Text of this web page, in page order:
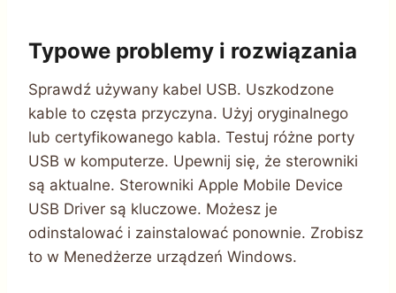
Typowe problemy i rozwiązania
Sprawdź używany kabel USB. Uszkodzone
kable to częsta przyczyna. Użyj oryginalnego
lub certyfikowanego kabla. Testuj różne porty
USB w komputerze. Upewnij się, że sterowniki
są aktualne. Sterowniki Apple Mobile Device
USB Driver są kluczowe. Możesz je
odinstalować i zainstalować ponownie. Zrobisz
to w Menedżerze urządzeń Windows.